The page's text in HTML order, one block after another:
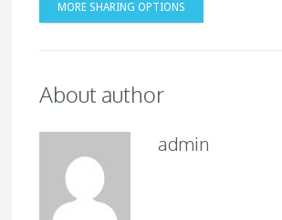
MORE SHARING OPTIONS
About author
admin